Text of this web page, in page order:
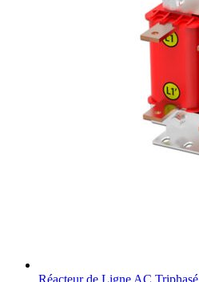
Réacteur de Ligne AC